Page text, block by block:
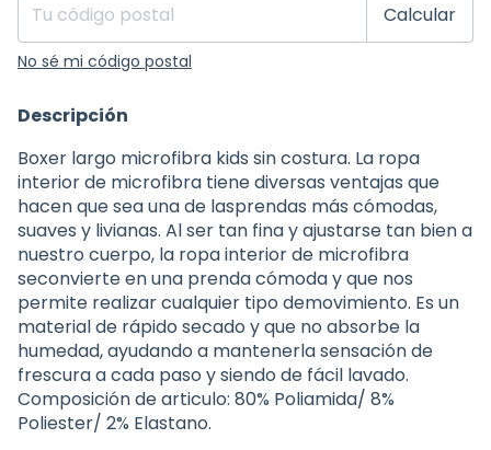
Calcular
No sé mi código postal
Descripción
Boxer largo microfibra kids sin costura. La ropa
interior de microfibra tiene diversas ventajas que
hacen que sea una de lasprendas más cómodas,
suaves y livianas. Al ser tan fina y ajustarse tan bien a
nuestro cuerpo, la ropa interior de microfibra
seconvierte en una prenda cómoda y que nos
permite realizar cualquier tipo demovimiento. Es un
material de rápido secado y que no absorbe la
humedad, ayudando a mantenerla sensación de
frescura a cada paso y siendo de fácil lavado.
Composición de articulo: 80% Poliamida/ 8%
Poliester/ 2% Elastano.